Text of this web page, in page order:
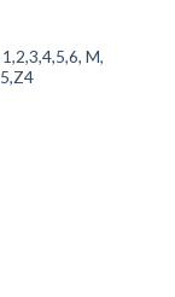
M,